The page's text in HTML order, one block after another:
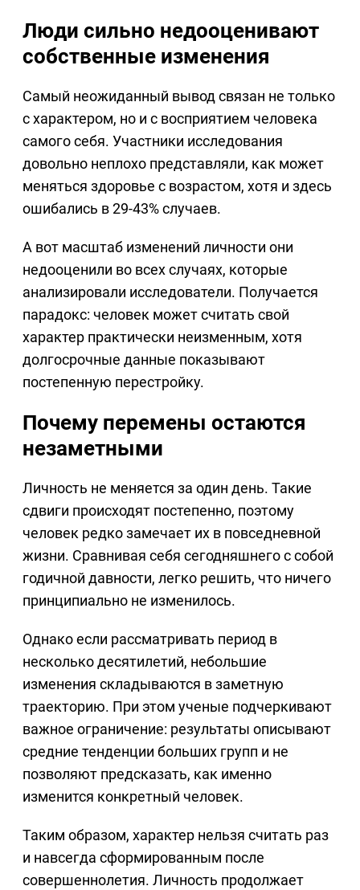
Люди сильно недооценивают
собственные изменения
Самый неожиданный вывод связан не только
с характером, но и с восприятием человека
самого себя. Участники исследования
довольно неплохо представляли, как может
меняться здоровье с возрастом, хотя и здесь
ошибались в 29-43% случаев.
А вот масштаб изменений личности они
недооценили во всех случаях, которые
анализировали исследователи. Получается
парадокс: человек может считать свой
характер практически неизменным, хотя
долгосрочные данные показывают
постепенную перестройку.
Почему перемены остаются
незаметными
Личность не меняется за один день. Такие
сдвиги происходят постепенно, поэтому
человек редко замечает их в повседневной
жизни. Сравнивая себя сегодняшнего с собой
годичной давности, легко решить, что ничего
принципиально не изменилось.
Однако если рассматривать период в
несколько десятилетий, небольшие
изменения складываются в заметную
траекторию. При этом ученые подчеркивают
важное ограничение: результаты описывают
средние тенденции больших групп и не
позволяют предсказать, как именно
изменится конкретный человек.
Таким образом, характер нельзя считать раз
и навсегда сформированным после
совершеннолетия. Личность продолжает